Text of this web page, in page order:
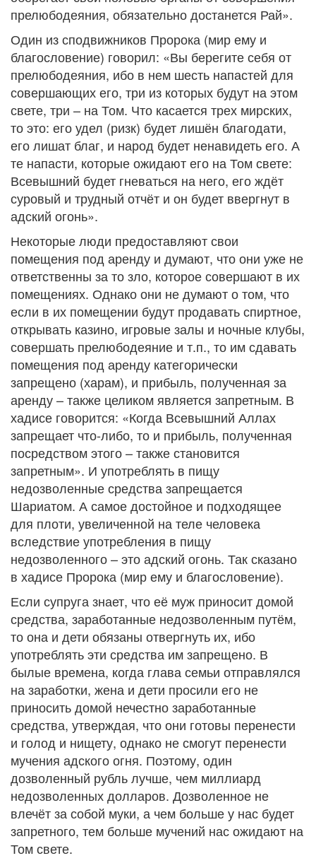
прелюбодеяния, обязательно достанется Рай».
Один из сподвижников Пророка (мир ему и
благословение) говорил: «Вы берегите себя от
прелюбодеяния, ибо в нем шесть напастей для
совершающих его, три из которых будут на этом
свете, три – на Том. Что касается трех мирских,
то это: его удел (ризк) будет лишён благодати,
его лишат благ, и народ будет ненавидеть его. А
те напасти, которые ожидают его на Том свете:
Всевышний будет гневаться на него, его ждёт
суровый и трудный отчёт и он будет ввергнут в
адский огонь».
Некоторые люди предоставляют свои
помещения под аренду и думают, что они уже не
ответственны за то зло, которое совершают в их
помещениях. Однако они не думают о том, что
если в их помещении будут продавать спиртное,
открывать казино, игровые залы и ночные клубы,
совершать прелюбодеяние и т.п., то им сдавать
помещения под аренду категорически
запрещено (харам), и прибыль, полученная за
аренду – также целиком является запретным. В
хадисе говорится: «Когда Всевышний Аллах
запрещает что-либо, то и прибыль, полученная
посредством этого – также становится
запретным». И употреблять в пищу
недозволенные средства запрещается
Шариатом. А самое достойное и подходящее
для плоти, увеличенной на теле человека
вследствие употребления в пищу
недозволенного – это адский огонь. Так сказано
в хадисе Пророка (мир ему и благословение).
Если супруга знает, что её муж приносит домой
средства, заработанные недозволенным путём,
то она и дети обязаны отвергнуть их, ибо
употреблять эти средства им запрещено. В
былые времена, когда глава семьи отправлялся
на заработки, жена и дети просили его не
приносить домой нечестно заработанные
средства, утверждая, что они готовы перенести
и голод и нищету, однако не смогут перенести
мучения адского огня. Поэтому, один
дозволенный рубль лучше, чем миллиард
недозволенных долларов. Дозволенное не
влечёт за собой муки, а чем больше у нас будет
запретного, тем больше мучений нас ожидают на
Том свете.